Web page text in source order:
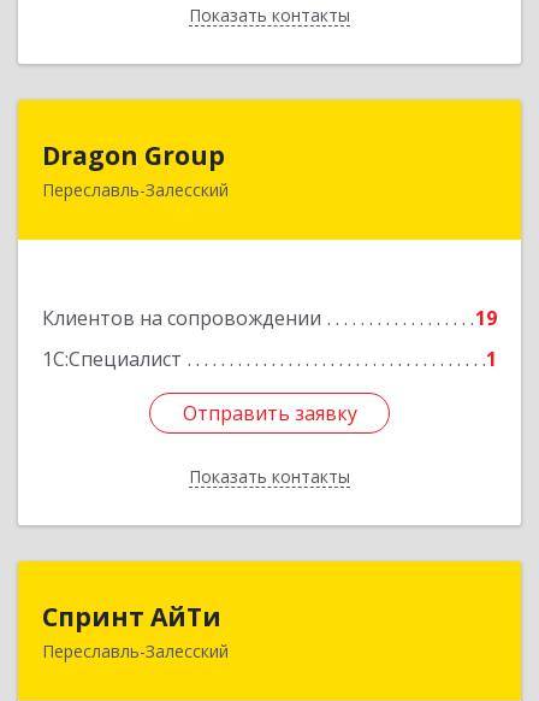
Показать контакты
Назад
Dragon Group
Переславль-Залесский
Клиентов на сопровождении
19
1С:Специалист
1
Отправить заявку
Показать контакты
152020, Ярославская обл, Переславль-
Отправить заявку
Назад
Спринт АйТи
Переславль-Залесский152025, Ярославская обл, Переславль-